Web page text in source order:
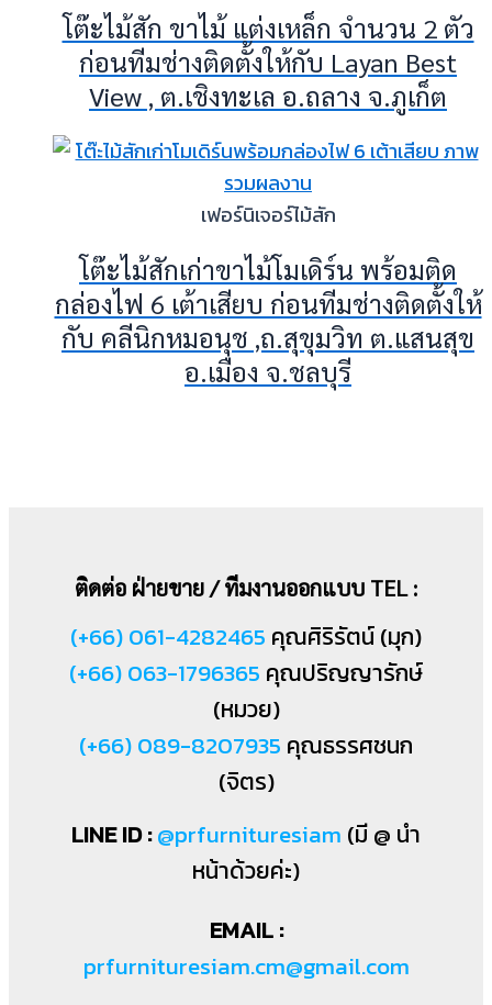
โต๊ะไม้สัก ขาไม้ แต่งเหล็ก จำนวน 2 ตัว
ก่อนทีมช่างติดตั้งให้กับ Layan Best
View , ต.เชิงทะเล อ.ถลาง จ.ภูเก็ต
เฟอร์นิเจอร์ไม้สัก
โต๊ะไม้สักเก่าขาไม้โมเดิร์น พร้อมติด
กล่องไฟ 6 เต้าเสียบ ก่อนทีมช่างติดตั้งให้
กับ คลีนิกหมอนุช ,ถ.สุขุมวิท ต.แสนสุข
อ.เมือง จ.ชลบุรี
ติดต่อ ฝ่ายขาย / ทีมงานออกแบบ TEL :
(+66) 061-4282465 คุณศิริรัตน์ (มุก)
(+66) 063-1796365 คุณปริญญารักษ์
(หมวย)
(+66) 089-8207935 คุณธรรศชนก
(จิตร)
LINE ID :@prfurnituresiam (มี @ นำ
หน้าด้วยค่ะ)
EMAIL :
prfurnituresiam.cm@gmail.com